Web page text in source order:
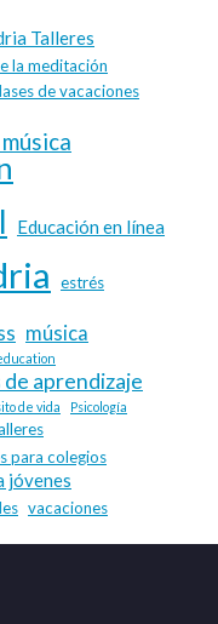
Talleres
la meditación
de vacaciones
Educación en línea
estrés
música
aprendizaje
de vida Psicología
para colegios
jóvenes
vacaciones